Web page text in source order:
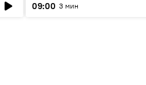
09:00 3 мин